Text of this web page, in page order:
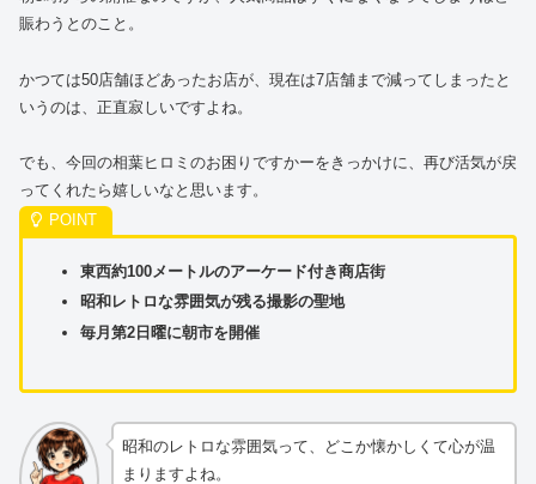
賑わうとのこと。
かつては50店舗ほどあったお店が、現在は7店舗まで減ってしまったと
いうのは、正直寂しいですよね。
でも、今回の相葉ヒロミのお困りですかーをきっかけに、再び活気が戻
ってくれたら嬉しいなと思います。
東西約100メートルのアーケード付き商店街
昭和レトロな雰囲気が残る撮影の聖地
毎月第2日曜に朝市を開催
昭和のレトロな雰囲気って、どこか懐かしくて心が温
まりますよね。